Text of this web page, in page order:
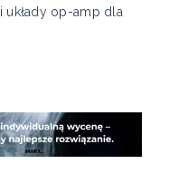
układy op-amp dla